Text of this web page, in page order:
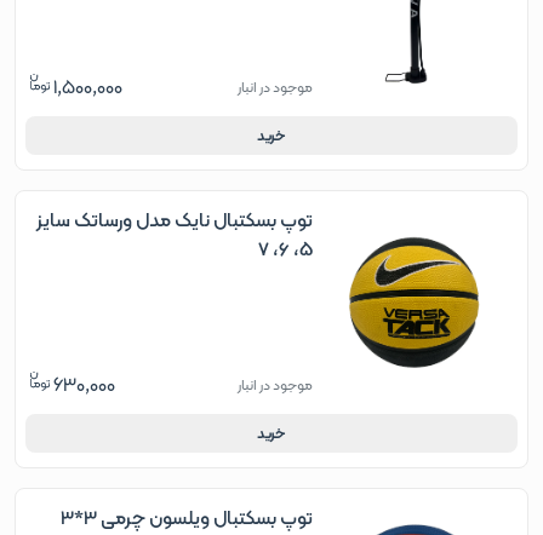
موجود در انبار 1,500,000
خرید
توپ بسکتبال نایک مدل ورساتک سایز
5، 6، 7
موجود در انبار 630,000
خرید
توپ بسکتبال ویلسون چرمی 3*3